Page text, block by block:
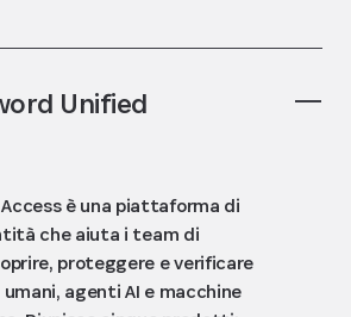
Unified
Access è una piattaforma di
che aiuta i team di
proteggere e verificare
agenti AI e macchine